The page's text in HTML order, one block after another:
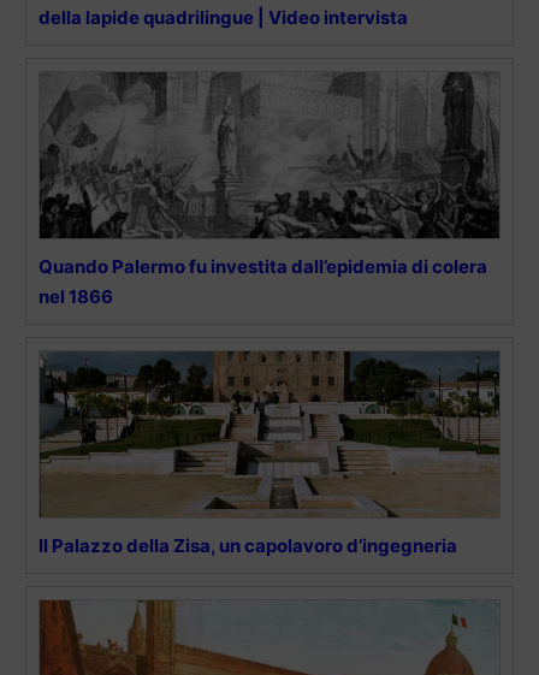
della lapide quadrilingue | Video intervista
Quando Palermo fu investita dall’epidemia di colera
nel 1866
Il Palazzo della Zisa, un capolavoro d’ingegneria